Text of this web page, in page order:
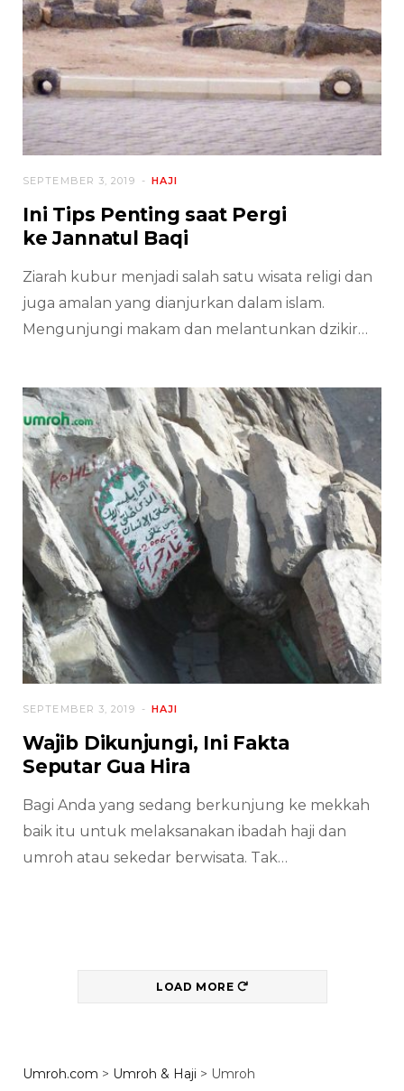
HAJI
SEPTEMBER 3, 2019
Ini Tips Penting saat Pergi
ke Jannatul Baqi
Ziarah kubur menjadi salah satu wisata religi dan
juga amalan yang dianjurkan dalam islam.
Mengunjungi makam dan melantunkan dzikir…
HAJI
SEPTEMBER 3, 2019
Wajib Dikunjungi, Ini Fakta
Seputar Gua Hira
Bagi Anda yang sedang berkunjung ke mekkah
baik itu untuk melaksanakan ibadah haji dan
umroh atau sekedar berwisata. Tak…
LOAD MORE
Umroh.com > Umroh & Haji > Umroh